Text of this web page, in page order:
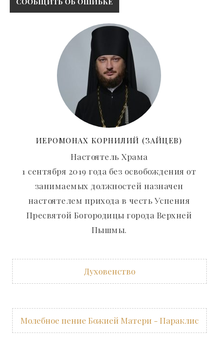
ИЕРОМОНАХ КОРНИЛИЙ (ЗАЙЦЕВ)
Настоятель Храма
1 сентября 2019 года без освобождения от
занимаемых должностей назначен
настоятелем прихода в честь Успения
Пресвятой Богородицы города Верхней
Пышмы.
Духовенство
Молебное пение Божией Матери - Параклис